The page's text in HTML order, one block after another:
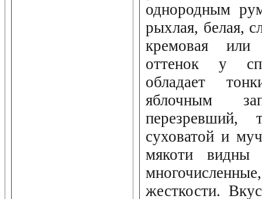
однородным
рыхлая, белая,
кремовая или
оттенок у
обладает
яблочным
перезревший,
суховатой и
мякоти видны
жесткости.